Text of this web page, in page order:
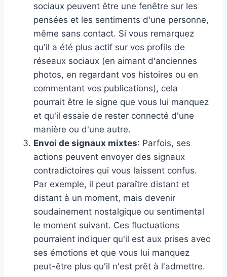
sociaux peuvent être une fenêtre sur les
pensées et les sentiments d'une personne,
même sans contact. Si vous remarquez
qu'il a été plus actif sur vos profils de
réseaux sociaux (en aimant d'anciennes
photos, en regardant vos histoires ou en
commentant vos publications), cela
pourrait être le signe que vous lui manquez
et qu'il essaie de rester connecté d'une
manière ou d'une autre.
Envoi de signaux mixtes: Parfois, ses
actions peuvent envoyer des signaux
contradictoires qui vous laissent confus.
Par exemple, il peut paraître distant et
distant à un moment, mais devenir
soudainement nostalgique ou sentimental
le moment suivant. Ces fluctuations
pourraient indiquer qu'il est aux prises avec
ses émotions et que vous lui manquez
peut-être plus qu'il n'est prêt à l'admettre.